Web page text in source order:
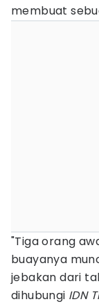
membuat
"Tiga orang
buayanya
jebakan dari
dihubungi IDN